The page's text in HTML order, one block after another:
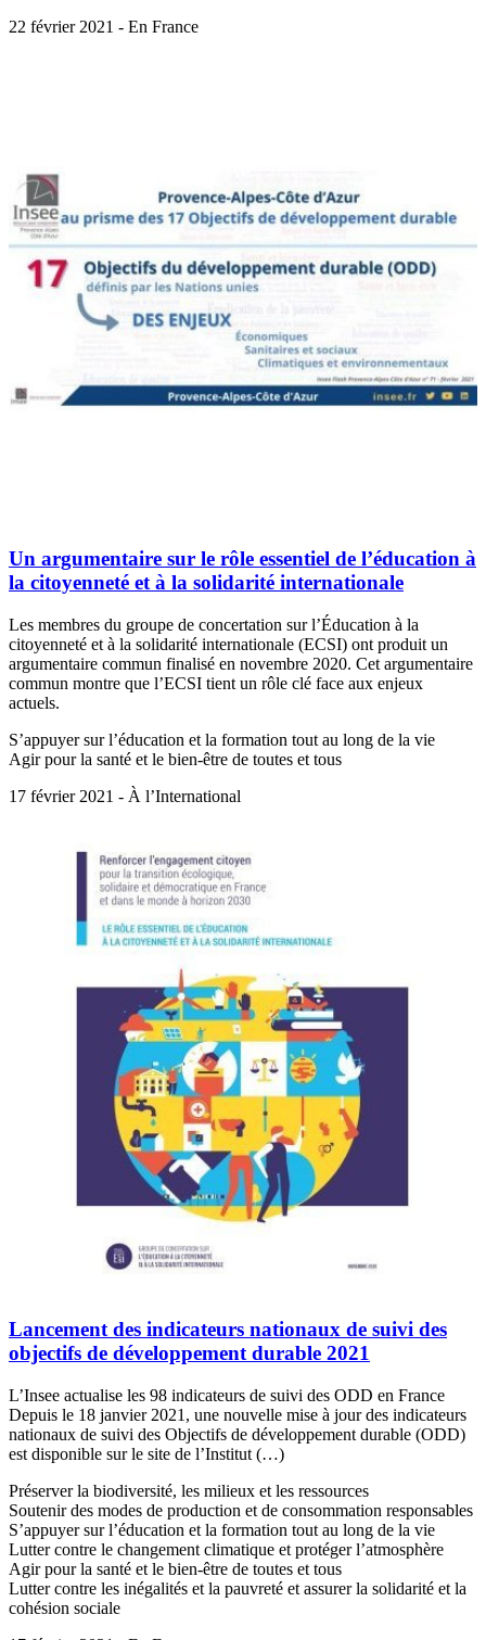
22 février 2021 - En France
Un argumentaire sur le rôle essentiel de l’éducation à
la citoyenneté et à la solidarité internationale
Les membres du groupe de concertation sur l’Éducation à la
citoyenneté et à la solidarité internationale (ECSI) ont produit un
argumentaire commun finalisé en novembre 2020. Cet argumentaire
commun montre que l’ECSI tient un rôle clé face aux enjeux
actuels.
S’appuyer sur l’éducation et la formation tout au long de la vie
Agir pour la santé et le bien-être de toutes et tous
17 février 2021 - À l’International
Lancement des indicateurs nationaux de suivi des
objectifs de développement durable 2021
L’Insee actualise les 98 indicateurs de suivi des ODD en France
Depuis le 18 janvier 2021, une nouvelle mise à jour des indicateurs
nationaux de suivi des Objectifs de développement durable (ODD)
est disponible sur le site de l’Institut (…)
Préserver la biodiversité, les milieux et les ressources
Soutenir des modes de production et de consommation responsables
S’appuyer sur l’éducation et la formation tout au long de la vie
Lutter contre le changement climatique et protéger l’atmosphère
Agir pour la santé et le bien-être de toutes et tous
Lutter contre les inégalités et la pauvreté et assurer la solidarité et la
cohésion sociale